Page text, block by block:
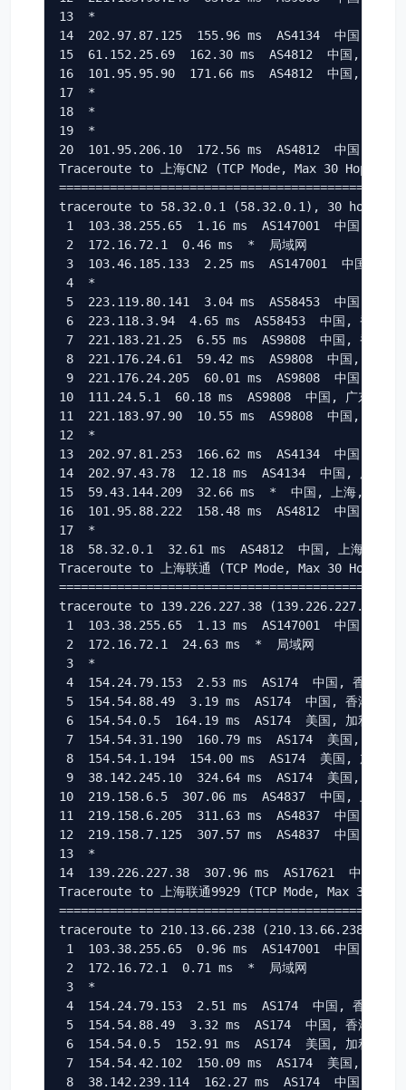
13  *
14  202.97.87.125  155.96 ms  AS4134  中国, 上
15  61.152.25.69  162.30 ms  AS4812  中国, 上海,
16  101.95.95.90  171.66 ms  AS4812  中国, 上海,
17  *
18  *
19  *
20  101.95.206.10  172.56 ms  AS4812  中国, 上
Traceroute to 上海CN2 (TCP Mode, Max 30 Hop)
traceroute to 58.32.0.1 (58.32.0.1), 30 hops
1  103.38.255.65  1.16 ms  AS147001  中国, 香港,
2  172.16.72.1  0.46 ms  *  局域网
3  103.46.185.133  2.25 ms  AS147001  中国, 香
4  *
5  223.119.80.141  3.04 ms  AS58453  中国, 香
6  223.118.3.94  4.65 ms  AS58453  中国, 香港,
7  221.183.21.25  6.55 ms  AS9808  中国, 香港,
8  221.176.24.61  59.42 ms  AS9808  中国, 广东,
9  221.176.24.205  60.01 ms  AS9808  中国, 广
10  111.24.5.1  60.18 ms  AS9808  中国, 广东, 广
11  221.183.97.90  10.55 ms  AS9808  中国, 广东,
12  *
13  202.97.81.253  166.62 ms  AS4134  中国, 广
14  202.97.43.78  12.18 ms  AS4134  中国, 广东,
15  59.43.144.209  32.66 ms  *  中国, 上海,
16  101.95.88.222  158.48 ms  AS4812  中国, 上
17  *
18  58.32.0.1  32.61 ms  AS4812  中国, 上海,
Traceroute to 上海联通 (TCP Mode, Max 30 Hop)
traceroute to 139.226.227.38 (139.226.227.38),
1  103.38.255.65  1.13 ms  AS147001  中国, 香港,
2  172.16.72.1  24.63 ms  *  局域网
3  *
4  154.24.79.153  2.53 ms  AS174  中国, 香港,
5  154.54.88.49  3.19 ms  AS174  中国, 香港,
6  154.54.0.5  164.19 ms  AS174  美国, 加利福尼
7  154.54.31.190  160.79 ms  AS174  美国, 加利福
8  154.54.1.194  154.00 ms  AS174  美国, 加利福
9  38.142.245.10  324.64 ms  AS174  美国, 加利福
10  219.158.6.5  307.06 ms  AS4837  中国, 上海,
11  219.158.6.205  311.63 ms  AS4837  中国, 上海
12  219.158.7.125  307.57 ms  AS4837  中国, 上海
13  *
14  139.226.227.38  307.96 ms  AS17621  中国, 上
Traceroute to 上海联通9929 (TCP Mode, Max 30 Hop)
traceroute to 210.13.66.238 (210.13.66.238), 30
1  103.38.255.65  0.96 ms  AS147001  中国, 香港,
2  172.16.72.1  0.71 ms  *  局域网
3  *
4  154.24.79.153  2.51 ms  AS174  中国, 香港,
5  154.54.88.49  3.32 ms  AS174  中国, 香港,
6  154.54.0.5  152.91 ms  AS174  美国, 加利福尼
7  154.54.42.102  150.09 ms  AS174  美国, 加利福
8  38.142.239.114  162.27 ms  AS174  中国, 上海